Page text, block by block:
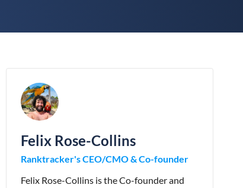
Felix Rose-Collins
Ranktracker's CEO/CMO & Co-founder
Felix Rose-Collins is the Co-founder and